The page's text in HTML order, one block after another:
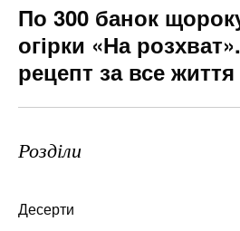
По 300 банок
огірки «На
рецепт за все життя
Розділи
Десерти